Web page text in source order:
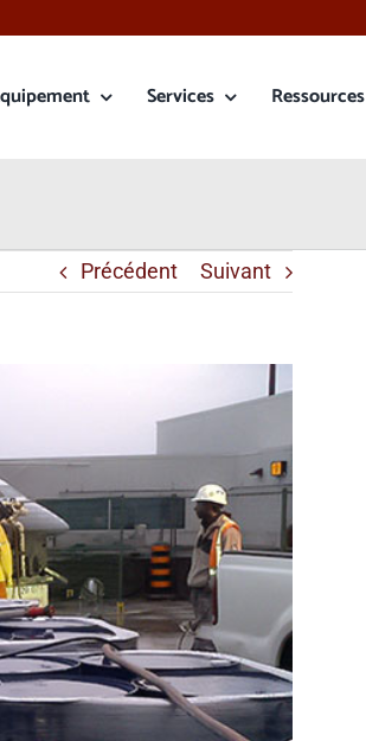
Services Ressources
Précédent Suivant